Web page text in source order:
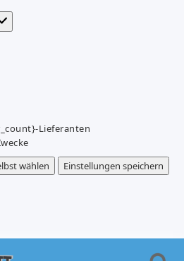
Lieferanten
wählen
Einstellungen speichern